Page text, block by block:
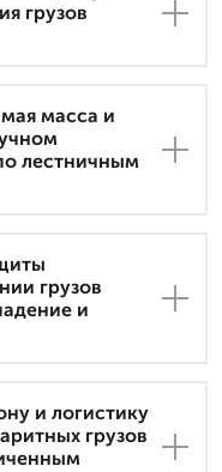
грузов
масса и
лестничным
грузов
и
и логистику
грузов